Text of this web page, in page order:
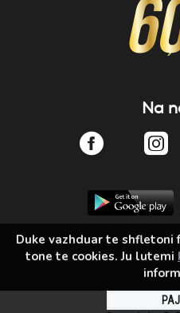
Na
Duke vazhduar te shfletoni
tone te cookies. Ju lutemi